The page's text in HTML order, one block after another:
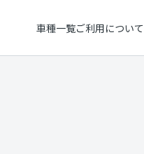
車種一覧ご利用について